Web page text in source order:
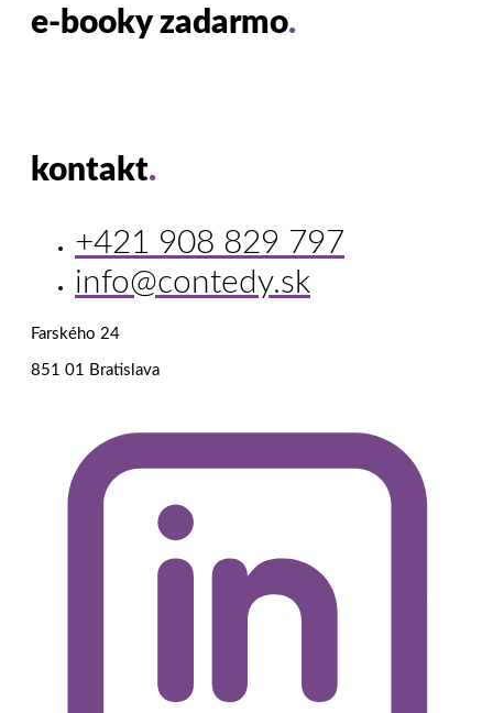
e-booky zadarmo.
kontakt.
+421 908 829 797
info@contedy.sk
Farského 24
851 01 Bratislava